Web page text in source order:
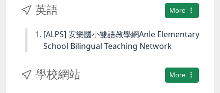
More
英語
[ALPS] 安樂國小雙語教學網Anle Elementary
School Bilingual Teaching Network
More
學校網站